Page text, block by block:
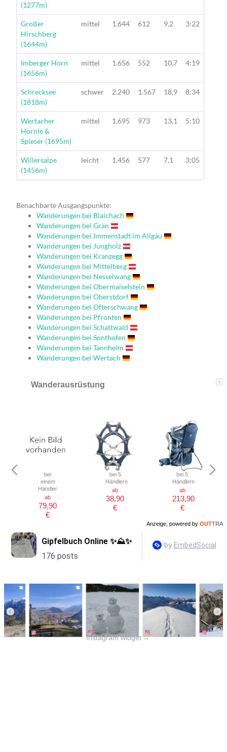
(1277m)
Wanderung
Großer
Hirschberg
(1644m)
mittel 1.644 612 9,2 3:22
Wanderung
Imberger Horn
(1656m)
mittel 1.656 552 10,7 4:19
Wanderung
Schrecksee
(1818m)
schwer 2.240 1.567 18,9 8:34
Wanderung
Wertacher
Hörnle &
Spieser (1695m)
mittel 1.695 973 13,1 5:10
Wanderung
Willersalpe
(1456m)
leicht 1.456 577 7,1 3:05
Benachbarte Ausgangspunkte:
Wanderungen bei Blaichach
Wanderungen bei Grän
Wanderungen bei Immenstadt im Allgäu
Wanderungen bei Jungholz
Wanderungen bei Kranzegg
Wanderungen bei Mittelberg
Wanderungen bei Nesselwang
Wanderungen bei Obermaiselstein
Wanderungen bei Oberstdorf
Wanderungen bei Ofterschwang
Wanderungen bei Pfronten
Wanderungen bei Schattwald
Wanderungen bei Sonthofen
Wanderungen bei Tannheim
Wanderungen bei Wertach
i
Wanderausrüstung
bei
einem
Händler
ab
79,90
€
bei 5
Händlern
ab
38,90
€
bei 5
Händlern
ab
213,90
€
Anzeige, powered by OUTTRA
Instagram widget →